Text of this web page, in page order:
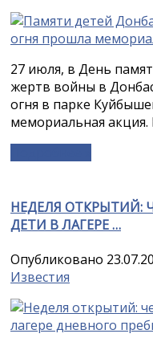
27 июля, в День
жертв войны в
огня в парке
мемориальная акция.
НЕДЕЛЯ ОТКРЫТИЙ:
ДЕТИ В ЛАГЕРЕ …
Опубликовано
Известия